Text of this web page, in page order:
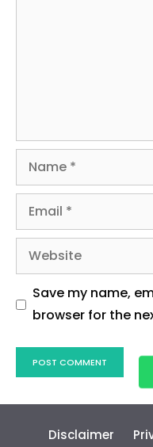
browser for the
Disclaimer
© Copyright